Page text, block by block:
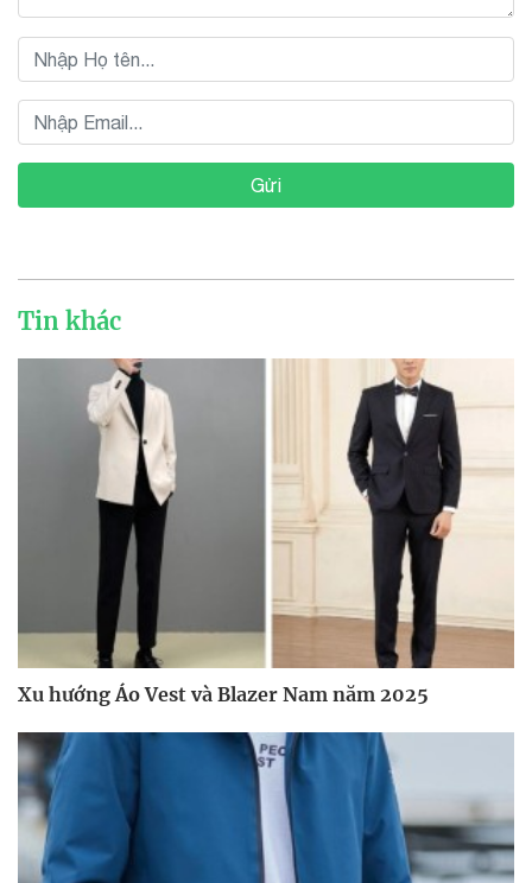
Gửi
Tin khác
Xu hướng Áo Vest và Blazer Nam năm 2025